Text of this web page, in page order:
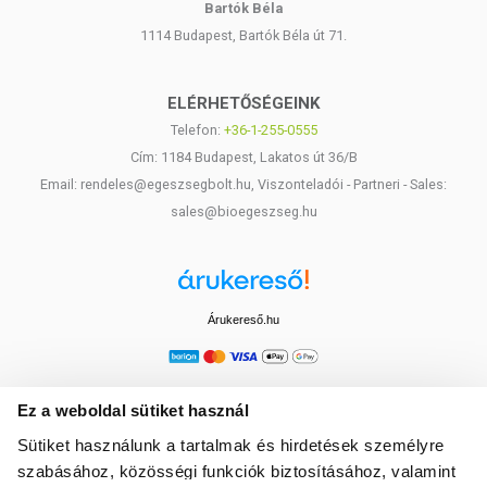
Ez a weboldal sütiket használ
Sütiket használunk a tartalmak és hirdetések személyre
szabásához, közösségi funkciók biztosításához, valamint
Hűvös, száraz helyen tárold.
EU.
Bartók Béla
1114 Budapest, Bartók Béla út 71.
ELÉRHETŐSÉGEINK
Telefon: +36-1-255-0555
Cím: 1184 Budapest, Lakatos út 36/B
Email: rendeles@egeszsegbolt.hu, Viszonteladói - Partneri - Sales:
sales@bioegeszseg.hu
Árukereső.hu